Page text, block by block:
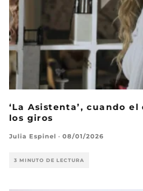
‘La Asistenta’, cuando
los giros
Julia Espinel · 08/01/2026
3 MINUTO DE LECTURA